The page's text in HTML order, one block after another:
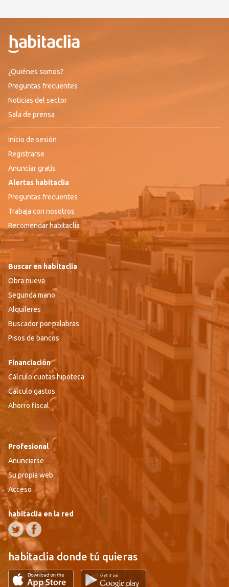
¿Quiénes somos?
Preguntas frecuentes
Noticias del sector
Sala de prensa
Inicio de sesión
Registrarse
Anunciar gratis
Alertas habitaclia
Preguntas frecuentes
Trabaja con nosotros
Recomendar habitaclia
Buscar en habitaclia
Obra nueva
Segunda mano
Alquileres
Buscador por palabras
Pisos de bancos
Financiación
Cálculo cuotas hipoteca
Cálculo gastos
Ahorro fiscal
Profesional
Anunciarse
Su propia web
Acceso
habitaclia en la red
habitaclia donde tú quieras